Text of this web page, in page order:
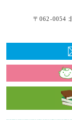
〒062-0054